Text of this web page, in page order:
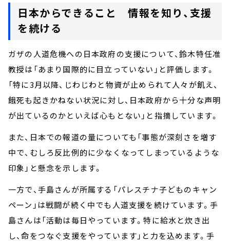
日本からできること 情報を知り、支援
を続ける
ガザの人道危機への日本政府の支援について、鈴木特任准
教授は「あまり国際的に目立っていない」と評価します。
「特に3月以降、じわじわと物資が止められて人々が飢え、
餓死も起きかねない状況に対し、日本政府から十分な声明
が出ているのかといえば心もとない」と指摘しています。
また、日本での報道の量についても「事態が深刻さを増す
中で、むしろ反比例的に少なくなってしまっているような
印象」と懸念を示します。
一方で、手島さんが所属する「パレスチナ子どものキャン
ペーン」は戦闘が続く中でも人道支援を続けています。手
島さんは「活動は毎日やっています。特に給水と炊き出
し、命をつなぐ支援をやっています」と力を込めます。手